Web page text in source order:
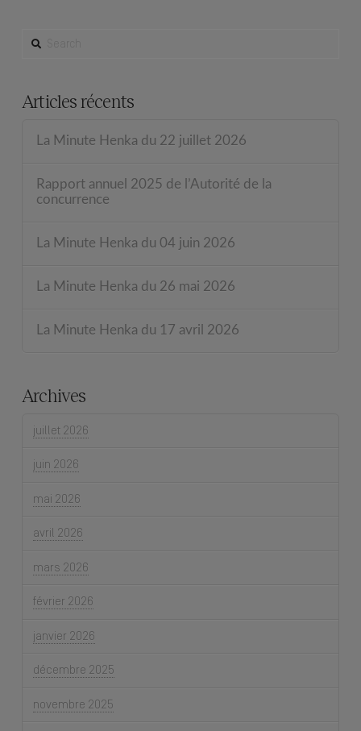
SEARCH
Articles récents
La Minute Henka du 22 juillet 2026
Rapport annuel 2025 de l’Autorité de la
concurrence
La Minute Henka du 04 juin 2026
La Minute Henka du 26 mai 2026
La Minute Henka du 17 avril 2026
Archives
juillet 2026
juin 2026
mai 2026
avril 2026
mars 2026
février 2026
janvier 2026
décembre 2025
novembre 2025